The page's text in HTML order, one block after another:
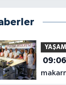
YAŞAM
09:06